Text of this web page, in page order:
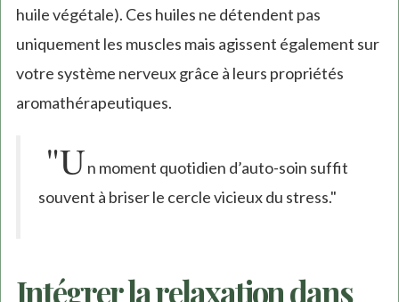
huile végétale). Ces huiles ne détendent pas
uniquement les muscles mais agissent également sur
votre système nerveux grâce à leurs propriétés
aromathérapeutiques.
"Un moment quotidien d’auto-soin suffit
souvent à briser le cercle vicieux du stress."
Intégrer la relaxation dans